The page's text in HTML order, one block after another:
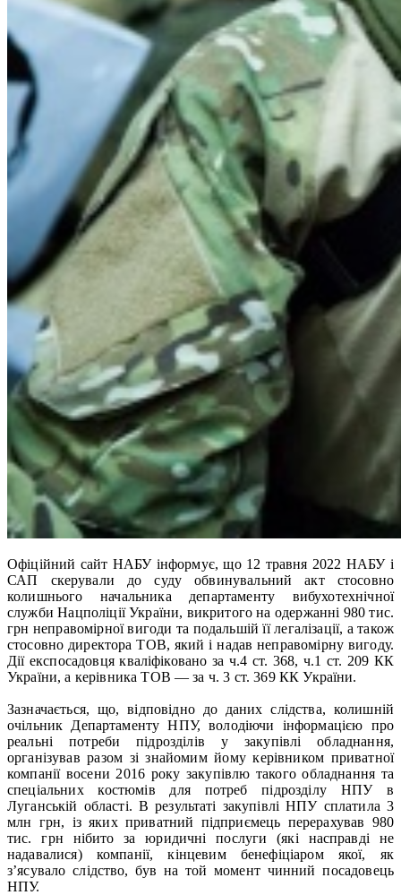
Офіційний сайт НАБУ інформує, що 12 травня 2022 НАБУ і
САП скерували до суду обвинувальний акт стосовно
колишнього начальника департаменту вибухотехнічної
служби Нацполіції України, викритого на одержанні 980 тис.
грн неправомірної вигоди та подальшій її легалізації, а також
стосовно директора ТОВ, який і надав неправомірну вигоду.
Дії експосадовця кваліфіковано за ч.4 ст. 368, ч.1 ст. 209 КК
України, а керівника ТОВ — за ч. 3 ст. 369 КК України.
Зазначається, що, відповідно до даних слідства, колишній
очільник Департаменту НПУ, володіючи інформацією про
реальні потреби підрозділів у закупівлі обладнання,
організував разом зі знайомим йому керівником приватної
компанії восени 2016 року закупівлю такого обладнання та
спеціальних костюмів для потреб підрозділу НПУ в
Луганській області. В результаті закупівлі НПУ сплатила 3
млн грн, із яких приватний підприємець перерахував 980
тис. грн нібито за юридичні послуги (які насправді не
надавалися) компанії, кінцевим бенефіціаром якої, як
з’ясувало слідство, був на той момент чинний посадовець
НПУ.